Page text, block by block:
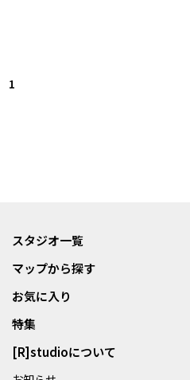
1
スタジオ一覧
マップから探す
お気に入り
特集
[R]studioについて